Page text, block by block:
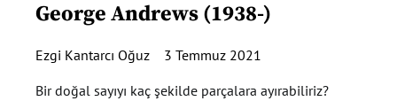
George Andrews (1938-)
Ezgi Kantarcı Oğuz
3 Temmuz 2021
Bir doğal sayıyı kaç şekilde parçalara ayırabiliriz?